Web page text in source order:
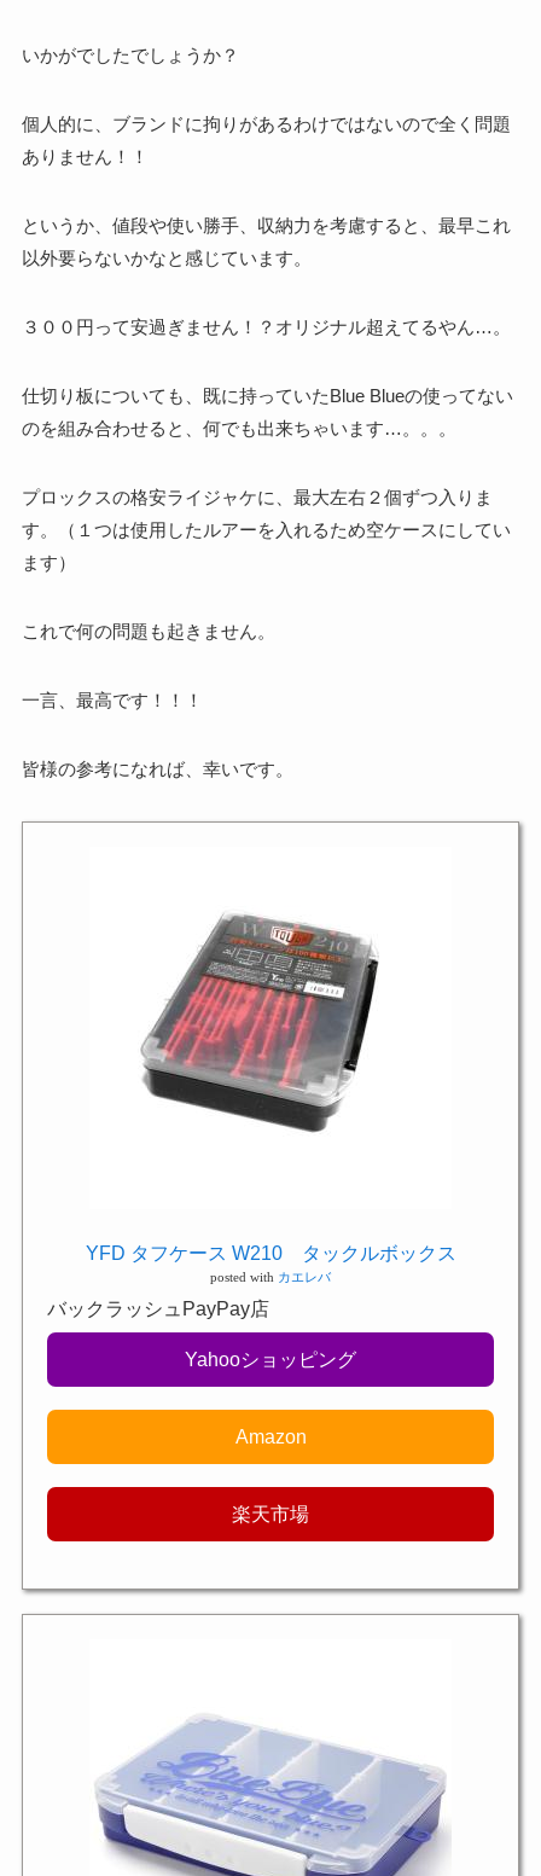
いかがでしたでしょうか？
個人的に、ブランドに拘りがあるわけではないので全く問題
ありません！！
というか、値段や使い勝手、収納力を考慮すると、最早これ
以外要らないかなと感じています。
３００円って安過ぎません！？オリジナル超えてるやん…。
仕切り板についても、既に持っていたBlue Blueの使ってない
のを組み合わせると、何でも出来ちゃいます…。。。
プロックスの格安ライジャケに、最大左右２個ずつ入りま
す。（１つは使用したルアーを入れるため空ケースにしてい
ます）
これで何の問題も起きません。
一言、最高です！！！
皆様の参考になれば、幸いです。
YFD タフケース W210 タックルボックス
posted with カエレバ
バックラッシュPayPay店
Yahooショッピング
Amazon
楽天市場